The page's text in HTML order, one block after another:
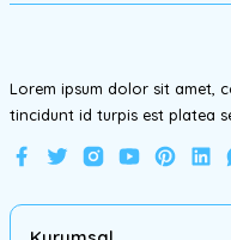
Lorem ipsum dolor sit amet,
tincidunt id turpis est platea